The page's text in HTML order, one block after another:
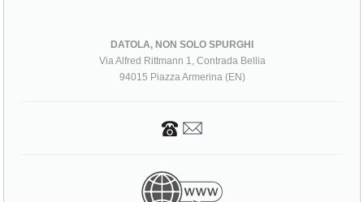
DATOLA, NON SOLO SPURGHI
Via Alfred Rittmann 1, Contrada Bellia
94015 Piazza Armerina (EN)